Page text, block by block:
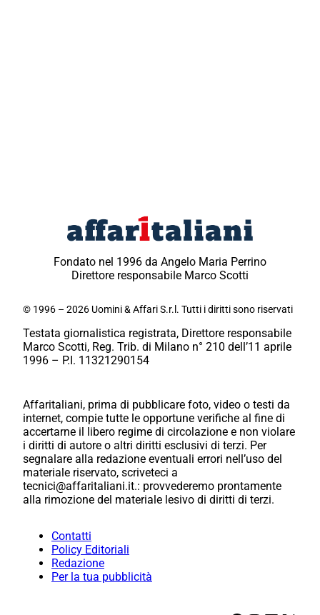
Fondato nel 1996 da Angelo Maria Perrino
Direttore responsabile Marco Scotti
© 1996 – 2026 Uomini & Affari S.r.l. Tutti i diritti sono riservati
Testata giornalistica registrata, Direttore responsabile
Marco Scotti, Reg. Trib. di Milano n° 210 dell’11 aprile
1996 – P.I. 11321290154
Affaritaliani, prima di pubblicare foto, video o testi da
internet, compie tutte le opportune verifiche al fine di
accertarne il libero regime di circolazione e non violare
i diritti di autore o altri diritti esclusivi di terzi. Per
segnalare alla redazione eventuali errori nell’uso del
materiale riservato, scriveteci a
tecnici@affaritaliani.it.: provvederemo prontamente
alla rimozione del materiale lesivo di diritti di terzi.
Contatti
Policy Editoriali
Redazione
Per la tua pubblicità